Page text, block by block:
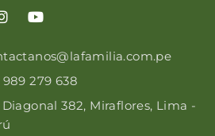
989 279 638
Diagonal 382, Miraflores, Lima -